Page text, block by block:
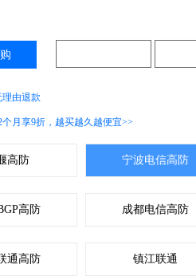
理由退款
个月享9折，越买越久越便宜>>
高防 宁波电信高防
高防 成都电信高防
通高防 镇江联通